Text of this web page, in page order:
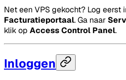
Net een VPS gekocht? Log eerst
Facturatieportaal. Ga naar
klik op Access Control Panel.
Inloggen